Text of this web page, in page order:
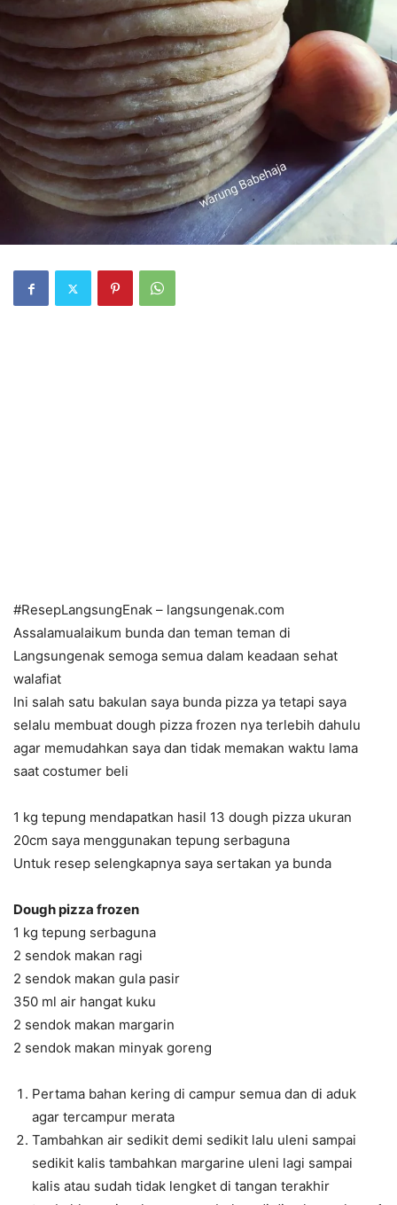
#ResepLangsungEnak – langsungenak.com
Assalamualaikum bunda dan teman teman di
Langsungenak semoga semua dalam keadaan sehat
walafiat
Ini salah satu bakulan saya bunda pizza ya tetapi saya
selalu membuat dough pizza frozen nya terlebih dahulu
agar memudahkan saya dan tidak memakan waktu lama
saat costumer beli
1 kg tepung mendapatkan hasil 13 dough pizza ukuran
20cm saya menggunakan tepung serbaguna
Untuk resep selengkapnya saya sertakan ya bunda
Dough pizza frozen
1 kg tepung serbaguna
2 sendok makan ragi
2 sendok makan gula pasir
350 ml air hangat kuku
2 sendok makan margarin
2 sendok makan minyak goreng
Pertama bahan kering di campur semua dan di aduk
agar tercampur merata
Tambahkan air sedikit demi sedikit lalu uleni sampai
sedikit kalis tambahkan margarine uleni lagi sampai
kalis atau sudah tidak lengket di tangan terakhir